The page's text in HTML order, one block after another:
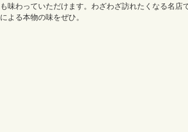
も味わっていただけます。わざわざ訪れたくなる名店
による本物の味をぜひ。